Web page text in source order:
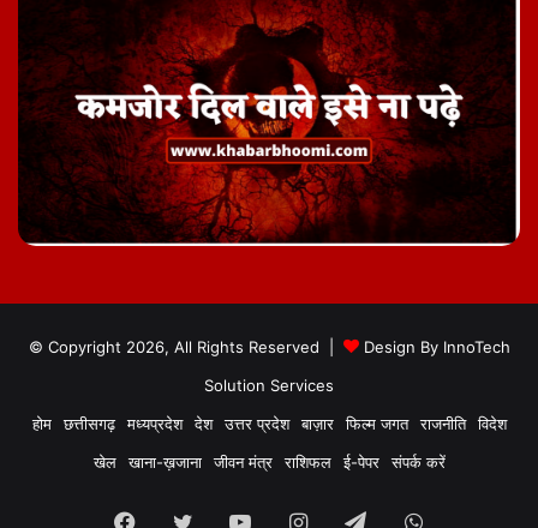
© Copyright 2026, All Rights Reserved | Design By InnoTech
Solution Services
होम
छत्तीसगढ़ मध्यप्रदेश देश उत्तर प्रदेश बाज़ार फिल्म जगत राजनीति
विदेश
खेल
खाना-ख़जाना जीवन मंत्र राशिफल ई-पेपर संपर्क करें
Facebook
TwitterYouTubeInstagram
TelegramWhatsApp